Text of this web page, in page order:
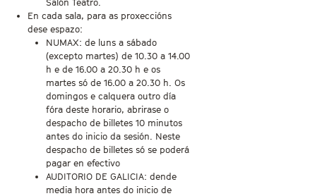
En cada sala, para as proxeccións
dese espazo:
NUMAX: de luns a sábado
(excepto martes) de 10.30 a 14.00
h e de 16.00 a 20.30 h e os
martes só de 16.00 a 20.30 h. Os
domingos e calquera outro día
fóra deste horario, abrirase o
despacho de billetes 10 minutos
antes do inicio da sesión. Neste
despacho de billetes só se poderá
pagar en efectivo
AUDITORIO DE GALICIA: dende
media hora antes do inicio de